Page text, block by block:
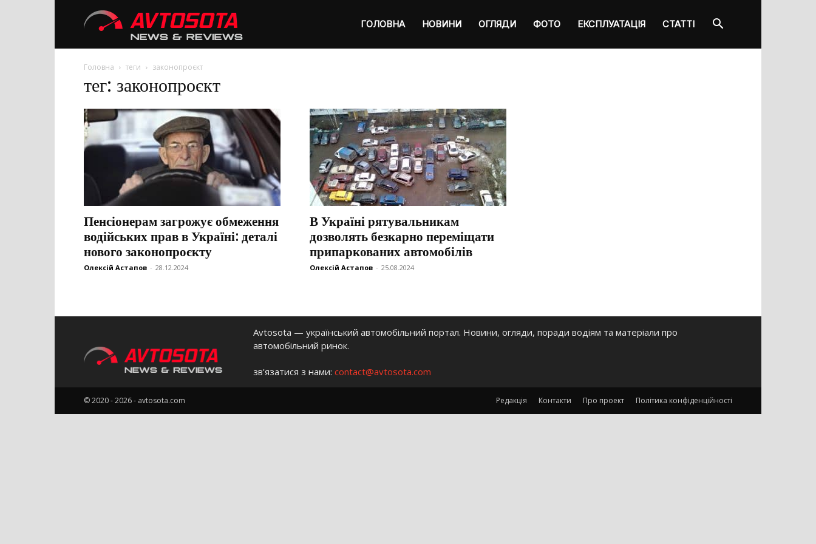
ГОЛОВНА НОВИНИ ОГЛЯДИ ФОТО ЕКСПЛУАТАЦІЯ СТАТТІ
Головна теги законопроєкт
тег: законопроєкт
Пенсіонерам загрожує обмеження
водійських прав в Україні: деталі
нового законопроєкту
Олексій Астапов - 28.12.2024
В Україні рятувальникам
дозволять безкарно переміщати
припаркованих автомобілів
Олексій Астапов - 25.08.2024
Avtosota — український автомобільний портал. Новини, огляди, поради водіям та матеріали про
автомобільний ринок.
зв'язатися з нами: contact@avtosota.com
Редакція Контакти Про проект Політика конфіденційності
© 2020 - 2026 - avtosota.com